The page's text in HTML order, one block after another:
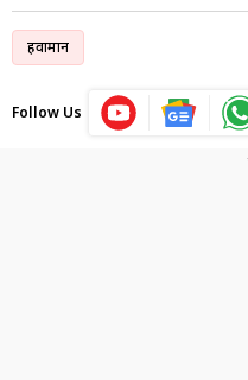
हवामान
Follow Us